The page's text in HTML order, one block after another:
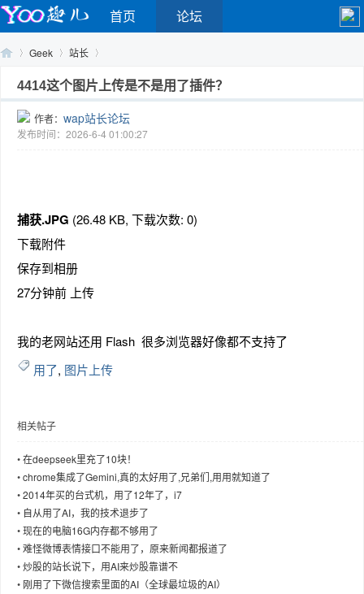
首页 论坛
Geek
›
站长
›
4414这个图片上传是不是用了插件？
作者： wap站长论坛
发布时间：2026-6-4 01:00:27
捕获.JPG (26.48 KB, 下载次数: 0)
下载附件
保存到相册
27分钟前 上传
我的老网站还用 Flash 很多浏览器好像都不支持了
用了, 图片上传
相关帖子
•在deepseek里充了10块！
•chrome集成了Gemini,真的太好用了,兄弟们,用用就知道了
•2014年买的台式机，用了12年了，i7
• 自从用了AI，我的技术退步了
•现在的电脑16G内存都不够用了
•难怪微博表情接口不能用了，原来新闻都报道了
•炒股的站长说下，用AI来炒股靠谱不
• 刚用了下微信搜索里面的AI（全球最垃圾的AI）